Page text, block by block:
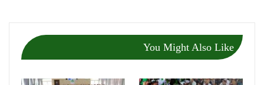
You Might Also Like